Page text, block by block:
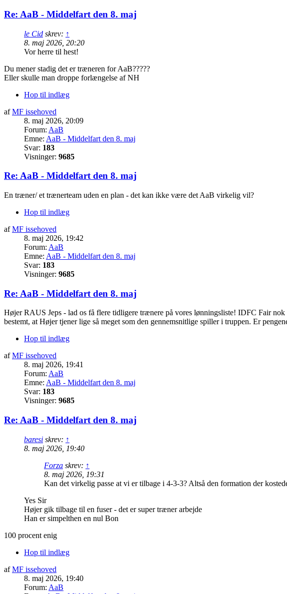
Re: AaB - Middelfart den 8. maj
le Cid skrev: ↑
8. maj 2026, 20:20
Vor herre til hest!
Du mener stadig det er træneren for AaB?????
Eller skulle man droppe forlængelse af NH
Hop til indlæg
afMF issehoved
8. maj 2026, 20:09
Forum: AaB
Emne: AaB - Middelfart den 8. maj
Svar: 183
Visninger: 9685
Re: AaB - Middelfart den 8. maj
En træner/ et trænerteam uden en plan - det kan ikke være det AaB virkelig vil?
Hop til indlæg
afMF issehoved
8. maj 2026, 19:42
Forum: AaB
Emne: AaB - Middelfart den 8. maj
Svar: 183
Visninger: 9685
Re: AaB - Middelfart den 8. maj
Højer RAUS Jeps - lad os få flere tidligere trænere på vores lønningsliste! IDFC Fair
bestemt, at Højer tjener lige så meget som den gennemsnitlige spiller i truppen. Er
Hop til indlæg
afMF issehoved
8. maj 2026, 19:41
Forum: AaB
Emne: AaB - Middelfart den 8. maj
Svar: 183
Visninger: 9685
Re: AaB - Middelfart den 8. maj
baresi skrev: ↑
8. maj 2026, 19:40
Forza skrev: ↑
8. maj 2026, 19:31
Kan det virkelig passe at vi er tilbage i 4-3-3? Altså den formation der
Yes Sir
Højer gik tilbage til en fuser - det er super træner arbejde
Han er simpelthen en nul Bon
100 procent enig
Hop til indlæg
afMF issehoved
8. maj 2026, 19:40
Forum: AaB